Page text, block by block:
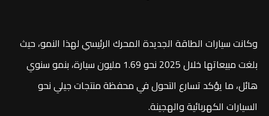
وكانت سيارات الطاقة الجديدة المحرك الرئيسي لهذا النمو، حيث
بلغت مبيعاتها خلال 2025 نحو 1.69 مليون سيارة، بنمو سنوي
هائل، ما يؤكد تسارع التحول في محفظة منتجات جيلي نحو
السيارات الكهربائية والهجينة.